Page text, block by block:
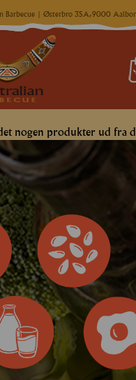
Barbecue | Østerbro 35A, 9000
nogen produkter ud fra